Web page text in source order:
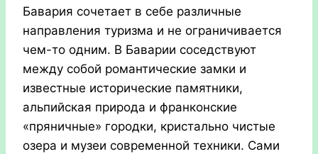
Бавария сочетает в себе различные
направления туризма и не ограничивается
чем-то одним. В Баварии соседствуют
между собой романтические замки и
известные исторические памятники,
альпийская природа и франконские
«пряничные» городки, кристально чистые
озера и музеи современной техники. Сами